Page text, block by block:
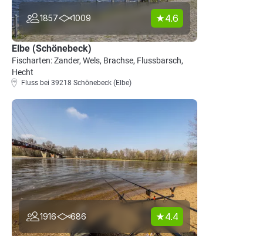
1857 1009 4.6
Elbe (Schönebeck)
Fischarten: Zander, Wels, Brachse, Flussbarsch,
Hecht
Fluss bei 39218 Schönebeck (Elbe)
1916 686 4.4